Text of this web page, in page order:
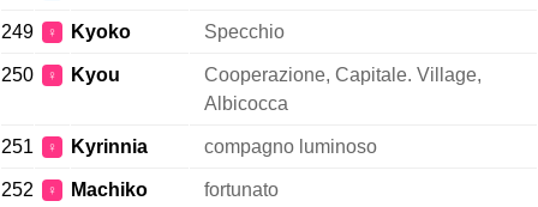
249 ♀ Kyoko Specchio
250 ♀ Kyou
Cooperazione, Capitale. Village,
Albicocca
251 ♀ Kyrinnia compagno luminoso
252 ♀ Machiko fortunato